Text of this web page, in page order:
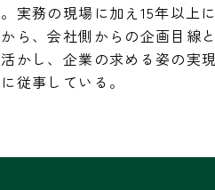
実務の現場に加え15年以上
ら、会社側からの企画目線
かし、企業の求める姿の実
従事している。